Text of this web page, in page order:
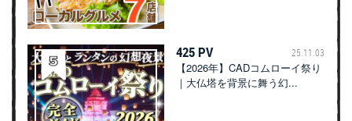
425 PV 25.11.03
【2026年】CADコムローイ祭り
｜大仏塔を背景に舞う幻...